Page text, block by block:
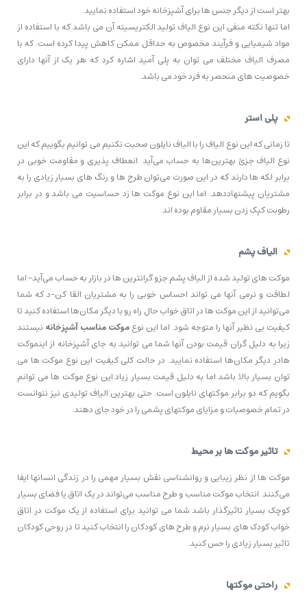
بهتر است از دیگر جنس ها برای آشپزخانه خود استفاده نمایید.
اما تنها نکته منفی این نوع الیاف تولید الکتریسیته آن می باشد که با استفاده از
مواد شیمیایی و فرآیند مخصوص به حداقل ممکن کاهش پیدا کرده است. که با
مصرف الیاف مختلف می توان به پلی آمید اشاره کرد که هر یک از آنها دارای
خصوصیت های منحصر به فرد خود می باشد.
پلی استر
تا زمانی که این نوع الیاف را با الیاف نایلون صحبت نکنیم می توانیم بگوییم که این
نوع الیاف جزئ بهترین‌ها به حساب می‌آید .انعطاف پذیری و مقاومت خوبی در
برابر لکه ها دارند که در این صورت می‌توان طرح ها و رنگ های بسیار زیادی را به
مشتریان پیشنهاددهد. اما این نوع موکت ها زد حساسیت می باشد و در برابر
رطوبت کپک زدن بسیار مقاوم بوده اند.
الیاف پشم
موکت های تولید شده از الیاف پشم جزو گرانترین ها در بازار به حساب می‌آید- اما
لطافت و نرمی آنها می تواند احساس خوبی را به مشتریان القا کن-د که شما
می‌توانید از این موکت ها در اتاق خواب حال راه رو با دیگر مکان‌ها استفاده کنید تا
کیفیت بی نظیر آنها را متوجه شود. اما این نوعموکت مناسب آشپزخانه نیستند
زیرا به دلیل گران قیمت بودن آنها شما می توانید به جای آشپزخانه از اینموکت
هادر دیگر مکان‌ها استفاده نمایید. در حالت کلی کیفیت این نوع موکت ها می
توان بسیار بالا باشد اما به دلیل قیمت بسیار زیاد این نوع موکت ها می توانم
بگویم که دو برابر موکتهای نایلون است. حتی بهترین الیاف تولیدی نیز نتوانست
در تمام خصوصیات و مزایای موکتهای پشمی را در خود جای دهند.
تاثیر موکت ها بر محیط
موکت ها از نظر زیبایی و روانشناسی نقش بسیار مهمی را در زندگی انسانها ایفا
می‌کنند. انتخاب موکت مناسب و طرح مناسب می‌تواند در یک اتاق یا فضای بسیار
کوچک بسیار تاثیرگذار باشد شما می توانید برای استفاده از یک موکت در اتاق
خواب کودک های بسیار نرم و طرح های کودکان را انتخاب کنید تا در روحی کودکان
تاثیر بسیار زیادی را حس کنید.
راحتی موکتها